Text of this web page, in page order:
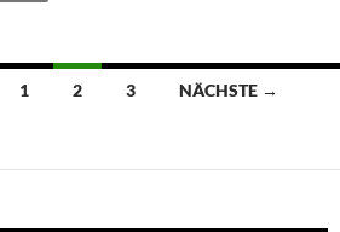
1 2 3 NÄCHSTE →